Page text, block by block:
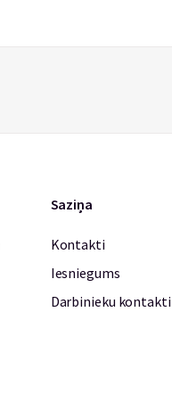
Saziņa
Kontakti
Iesniegums
Darbinieku kontakti